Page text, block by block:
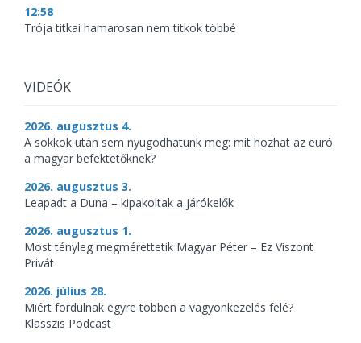
12:58
Trója titkai hamarosan nem titkok többé
VIDEÓK
2026. augusztus 4.
A sokkok után sem nyugodhatunk meg: mit hozhat az euró
a magyar befektetőknek?
2026. augusztus 3.
Leapadt a Duna – kipakoltak a járókelők
2026. augusztus 1.
Most tényleg megmérettetik Magyar Péter – Ez Viszont
Privát
2026. július 28.
Miért fordulnak egyre többen a vagyonkezelés felé?
Klasszis Podcast